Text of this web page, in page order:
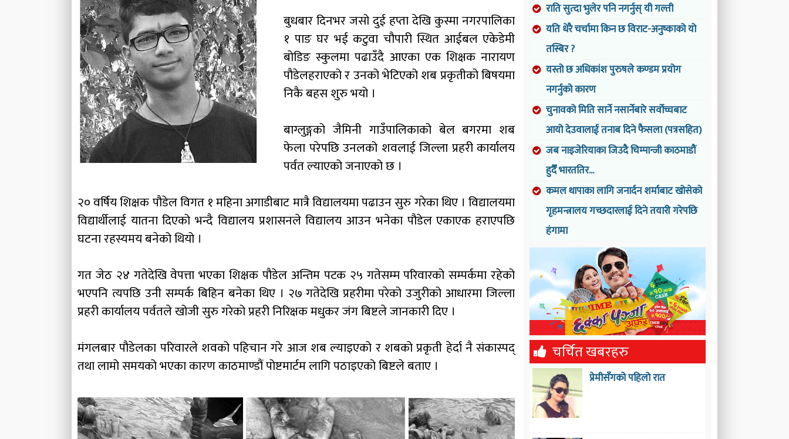
बुधबार दिनभर जसो दुई हप्ता देखि कुस्मा नगरपालिका
१ पाङ घर भई कटुवा चौपारी स्थित आईबल एकेडेमी
बोडिङ स्कुलमा पढाउँदै आएका एक शिक्षक नारायण
पौडेलहराएको र उनको भेटिएको शब प्रकृतीको बिषयमा
निकै बहस शुरु भयो ।
बाग्लुङ्गको जैमिनी गाउँपालिकाको बेल बगरमा शब
फेला परेपछि उनलको शवलाई जिल्ला प्रहरी कार्यालय
पर्वत ल्याएको जनाएको छ ।
२० वर्षिय शिक्षक पौडेल विगत १ महिना अगाडीबाट मात्रै विद्यालयमा पढाउन सुरु गरेका थिए । विद्यालयमा
विद्यार्थीलाई यातना दिएको भन्दै विद्यालय प्रशासनले विद्यालय आउन भनेका पौडेल एकाएक हराएपछि
घटना रहस्यमय बनेको थियो ।
गत जेठ २४ गतेदेखि वेपत्ता भएका शिक्षक पौडेल अन्तिम पटक २५ गतेसम्म परिवारको सम्पर्कमा रहेको
भएपनि त्यपछि उनी सम्पर्क बिहिन बनेका थिए । २७ गतेदेखि प्रहरीमा परेको उजुरीको आधारमा जिल्ला
प्रहरी कार्यालय पर्वतले खोजी सुरु गरेको प्रहरी निरिक्षक मधुकर जंग बिष्टले जानकारी दिए ।
मंगलबार पौडेलका परिवारले शवको पहिचान गरे आज शब ल्याइएको र शबको प्रकृती हेर्दा नै संकास्पद्
तथा लामो समयको भएका कारण काठमाण्डौं पोष्टमार्टम लागि पठाइएको बिष्टले बताए ।
राति सुत्दा भुलेर पनि नगर्नुस् यी गल्ती
यति धेरै चर्चामा किन छ विराट-अनुष्काको यो
तस्बिर ?
यस्तो छ अधिकांश पुरुषले कण्डम प्रयोग
नगर्नुको कारण
चुनावको मिति सार्ने नसार्नेबारे सर्वोच्चबाट
आयो देउवालाई तनाब दिने फैसला (पत्रसहित)
जब नाइजेरियाका जिउदै चिम्पान्जी काठमाडौं
हुदैँ भारततिर...
कमल थापाका लागि जनार्दन शर्माबाट खोसेको
गृहमन्त्रालय गच्छदारलाई दिने तयारी गरेपछि
हंगामा
चर्चित खबरहरु
प्रेमीसँगको पहिलो रात